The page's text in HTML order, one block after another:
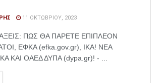
11 ΟΚΤΩΒΡΊΟΥ, 2023
ΠΩΣ ΘΑ ΠΑΡΕΤΕ ΕΠΙΠΛΕΟΝ
ΕΦΚΑ (efka.gov.gr), ΙΚΑ! ΝΕΑ
ΚΑΙ ΟΑΕΔ ΔΥΠΑ (dypa.gr)! - ...